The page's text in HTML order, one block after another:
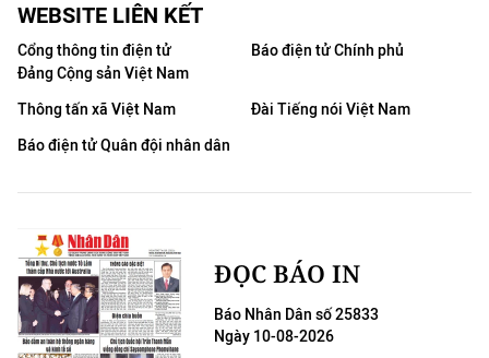
WEBSITE LIÊN KẾT
Cổng thông tin điện tử
Đảng Cộng sản Việt Nam
Báo điện tử Chính phủ
Thông tấn xã Việt Nam
Đài Tiếng nói Việt Nam
Báo điện tử Quân đội nhân dân
ĐỌC BÁO IN
Báo Nhân Dân số 25833
Ngày 10-08-2026